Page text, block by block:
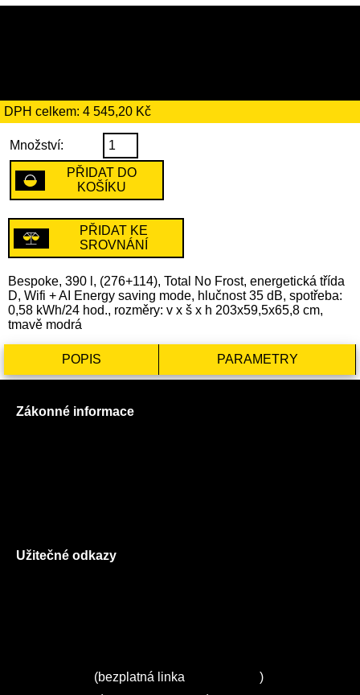
DPH celkem: 4 545,20 Kč
Množství:
PŘIDAT DO
KOŠÍKU
PŘIDAT KE
SROVNÁNÍ
Bespoke, 390 l, (276+114), Total No Frost, energetická třída
D, Wifi + AI Energy saving mode, hlučnost 35 dB, spotřeba:
0,58 kWh/24 hod., rozměry: v x š x h 203x59,5x65,8 cm,
tmavě modrá
POPIS PARAMETRY
Zákonné informace
Užitečné odkazy
(bezplatná linka
)